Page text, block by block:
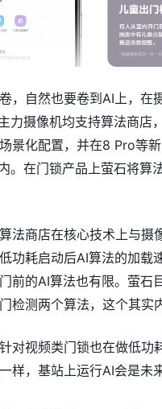
，自然也要卷到AI上，在
力摄像机均支持算法商店
景化配置，并在8 Pro等
。在门锁产品上萤石将算
法商店在核心技术上与摄
功耗启动后AI算法的加载
前的AI算法也有限。萤石
检测两个算法，这个其实
对视频类门锁也在做低功
样，基站上运行AI会是未